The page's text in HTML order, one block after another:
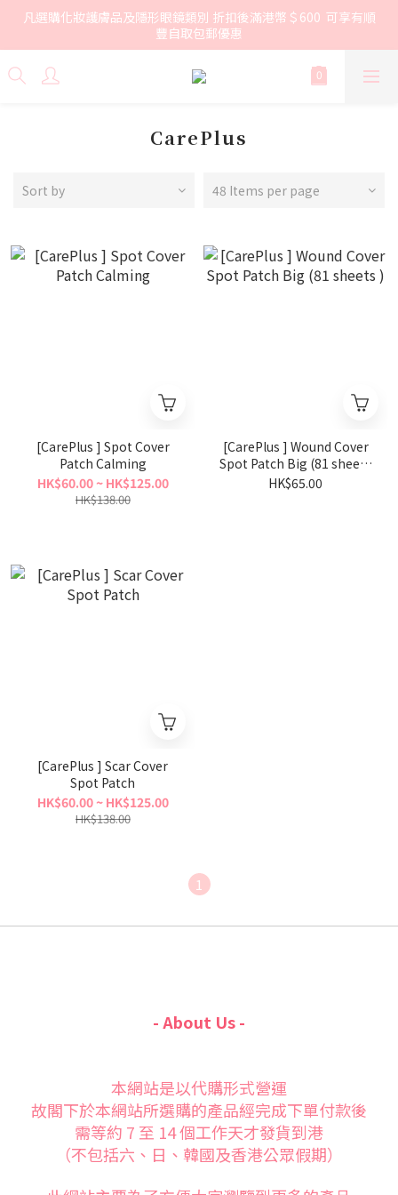
凡選購化妝護膚品及隱形眼鏡類別 折扣後滿港幣＄600  可享有順
豐自取包郵優惠
CarePlus
Sort by 48 Items per page
[CarePlus ] Spot Cover
Patch Calming
HK$60.00 ~ HK$125.00
HK$138.00
[CarePlus ] Wound Cover
Spot Patch Big (81 sheets
)
HK$65.00
[CarePlus ] Scar Cover
Spot Patch
HK$60.00 ~ HK$125.00
HK$138.00
1
- About Us -
本網站是以代購形式營運
故閣下於本網站所選購的產品經完成下單付款後
需等約 7 至 14 個工作天才發貨到港
（不包括六、日、韓國及香港公眾假期）